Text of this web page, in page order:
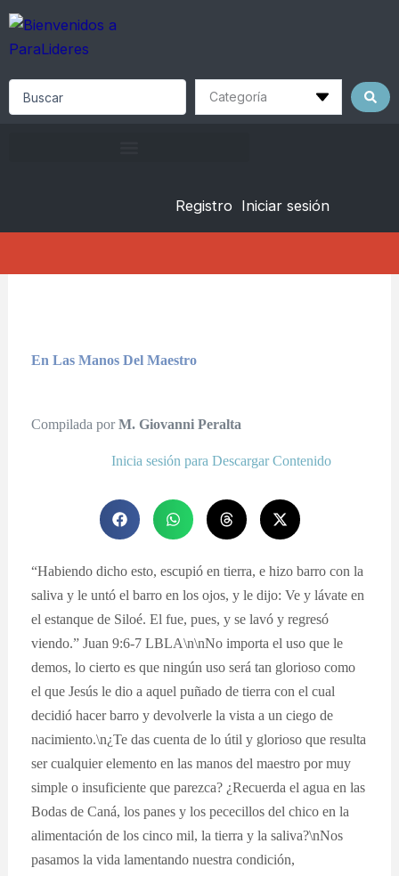
Skip
content
Registro Iniciar sesión
En Las Manos Del Maestro
Compilada porM. Giovanni Peralta
Inicia sesión para Descargar Contenido
“Habiendo dicho esto, escupió en tierra, e hizo barro con la
saliva y le untó el barro en los ojos, y le dijo: Ve y lávate en
el estanque de Siloé. El fue, pues, y se lavó y regresó
viendo.” Juan 9:6-7 LBLA\n\nNo importa el uso que le
demos, lo cierto es que ningún uso será tan glorioso como
el que Jesús le dio a aquel puñado de tierra con el cual
decidió hacer barro y devolverle la vista a un ciego de
nacimiento.\n¿Te das cuenta de lo útil y glorioso que resulta
ser cualquier elemento en las manos del maestro por muy
simple o insuficiente que parezca? ¿Recuerda el agua en las
Bodas de Caná, los panes y los pececillos del chico en la
alimentación de los cinco mil, la tierra y la saliva?\nNos
pasamos la vida lamentando nuestra condición,